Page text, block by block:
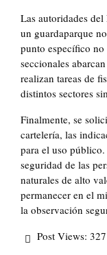
Las autoridades
un guardaparque
punto específico
seccionales
realizan tareas de
distintos sectores
Finalmente, se
cartelería, las
para el uso
seguridad de las
naturales de alto
permanecer en el
la observación
Post Views: 327